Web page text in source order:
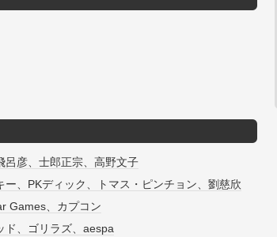
呂彦、士郎正宗、高野文子
ー、PKディック、トマス・ピンチョン、劉慈欣
Games、カプコン
ド、ゴリラズ、aespa